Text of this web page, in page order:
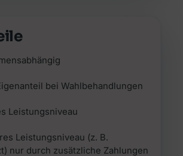
bei Wahlbehandlungen
Leistungsniveau
Leistungsniveau (z. B.
nur durch zusätzliche Zahlungen